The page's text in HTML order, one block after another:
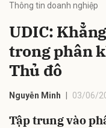
Thông tin doanh nghiệp
UDIC:
trong phân
Thủ đô
Nguyễn Minh 03/06/
Tập trung vào